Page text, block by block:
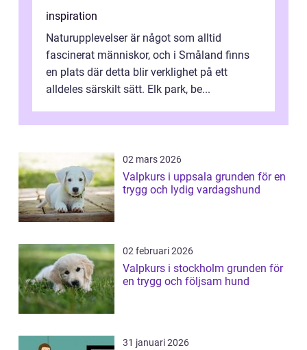
inspiration
Naturupplevelser är något som alltid
fascinerat människor, och i Småland finns
en plats där detta blir verklighet på ett
alldeles särskilt sätt. Elk park, be...
02 mars 2026
Valpkurs i uppsala grunden för en
trygg och lydig vardagshund
02 februari 2026
Valpkurs i stockholm grunden för
en trygg och följsam hund
31 januari 2026